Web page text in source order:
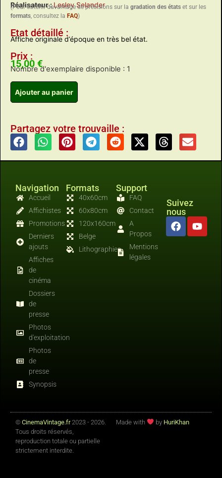
Réalisateur :Lesley Selander
(Pour obtenir davantage de précisions sur la gradation des états et sur les
formats, consultez la FAQ)
Etat détaillé :
Affiche originale d’époque en très bel état.
Prix :
15,00 €
Nombre d'exemplaire disponible : 1
Ajouter au panier
Partagez votre trouvaille :
Navigation
Accueil
Affichistes
Promotions
Derniers
ajouts
Affiches
de
cinéma
Dossiers
de
presse
Photos
d'exploitation
Photos
de
presse
Synopsis
Formats
40x60cm
60x80cm
120x160cm
Belge
Lithographies
Support
FAQ
Contact
A
Propos
Mentions
légales
Suivez
nous
© CinemaVintage.fr2023 - 2026.
Tous droits réservés,
reproduction totale ou partielle
strictement interdite.
Made with by HuriKhan